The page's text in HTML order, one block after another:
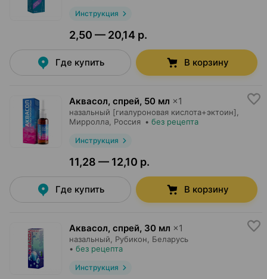
Инструкция
2,50 — 20,14 р.
Где купить В корзину
Аквасол, спрей, 50 мл ×1
назальный [гиалуроновая кислота+эктоин],
Мирролла , Россия • без рецепта
Инструкция
11,28 — 12,10 р.
Где купить В корзину
Аквасол, спрей, 30 мл ×1
назальный, Рубикон , Беларусь
• без рецепта
Инструкция